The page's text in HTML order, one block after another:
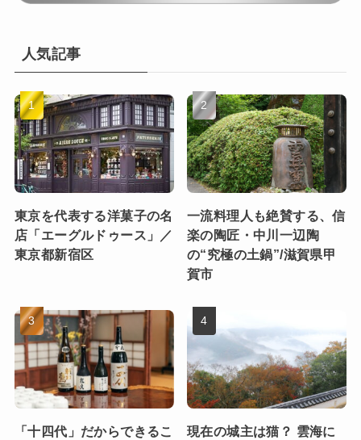
人気記事
東京を代表する洋菓子の名
店「エーグルドゥース」／
東京都新宿区
一流料理人も絶賛する、信
楽の陶匠・中川一辺陶
の“究極の土鍋”/滋賀県甲
賀市
「十四代」だからできるこ
現在の城主は猫？ 雲海に